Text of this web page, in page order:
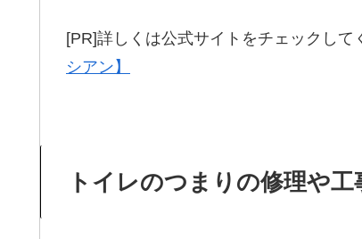
[PR]詳しくは公式サイトをチェックし
シアン】
トイレのつまりの修理や